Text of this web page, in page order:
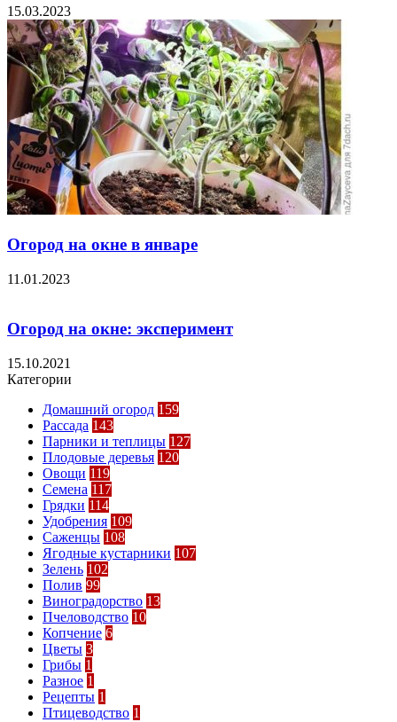
15.03.2023
Огород на окне в январе
11.01.2023
Огород на окне: эксперимент
15.10.2021
Категории
Домашний огород 159
Рассада 143
Парники и теплицы 127
Плодовые деревья 120
Овощи 119
Семена 117
Грядки 114
Удобрения 109
Саженцы 108
Ягодные кустарники 107
Зелень 102
Полив 99
Виноградорство 13
Пчеловодство 10
Копчение 6
Цветы 3
Грибы 1
Разное 1
Рецепты 1
Птицеводство 1